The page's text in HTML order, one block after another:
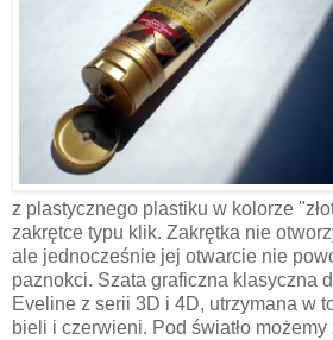
z plastycznego plastiku w kolorze
zakrętce typu klik. Zakrętka nie
ale jednocześnie jej otwarcie nie
paznokci. Szata graficzna klasyczna
Eveline z serii 3D i 4D, utrzymana w
bieli i czerwieni. Pod światło